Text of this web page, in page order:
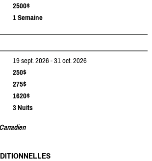
2500$
1 Semaine
19 sept. 2026 - 31 oct. 2026
250$
275$
1620$
3 Nuits